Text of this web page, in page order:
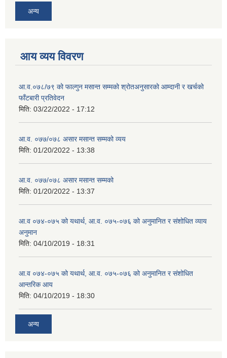
अन्य
आय व्यय विवरण
आ.व.०७८/७९ को फाल्गुन मसान्त सम्मको श्रोतअनुसारको आम्दानी र खर्चको
फाँटबारी प्रतिवेदन
मिति: 03/22/2022 - 17:12
आ.व. ०७७/०७८ असार मसान्त सम्मको व्यय
मिति: 01/20/2022 - 13:38
आ.व. ०७७/०७८ असार मसान्त सम्मको
मिति: 01/20/2022 - 13:37
आ.व ०७४-०७५ को यथार्थ, आ.व. ०७५-०७६ को अनुमानित र संशोधित व्याय
अनुमान
मिति: 04/10/2019 - 18:31
आ.व ०७४-०७५ को यथार्थ, आ.व. ०७५-०७६ को अनुमानित र संशोधित
आन्तरिक आय
मिति: 04/10/2019 - 18:30
अन्य